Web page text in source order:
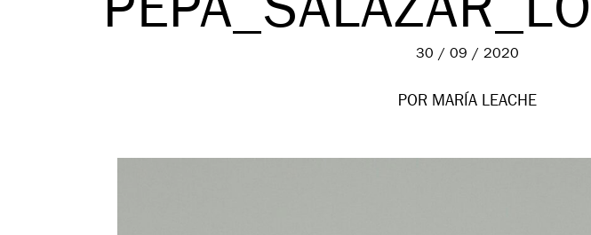
30 / 09 / 2020
POR MARÍA LEACHE